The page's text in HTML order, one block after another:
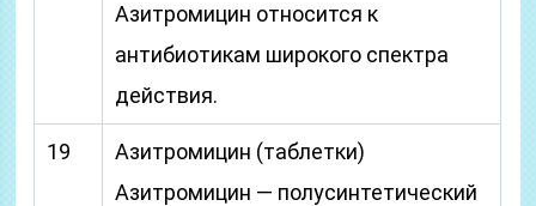
Азитромицин относится к
антибиотикам широкого спектра
действия.
19
Азитромицин (таблетки)
Азитромицин — полусинтетический